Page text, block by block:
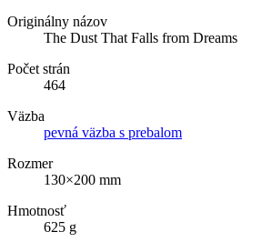
Originálny názov
The Dust That Falls from Dreams
Počet strán
464
Väzba
pevná väzba s prebalom
Rozmer
130×200 mm
Hmotnosť
625 g